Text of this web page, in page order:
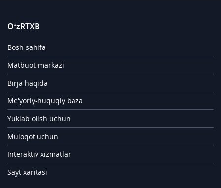
O‘zRTXB
Bosh sahifa
Matbuot-markazi
Birja haqida
Me'yoriy-huquqiy baza
Yuklab olish uchun
Muloqot uchun
Interaktiv xizmatlar
Sayt xaritasi